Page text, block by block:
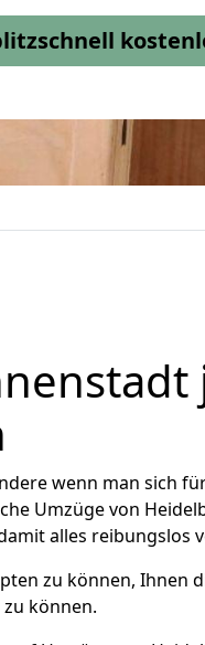
wenn man sich
Umzüge von
alles reibungslos
zu können, Ihnen
können.